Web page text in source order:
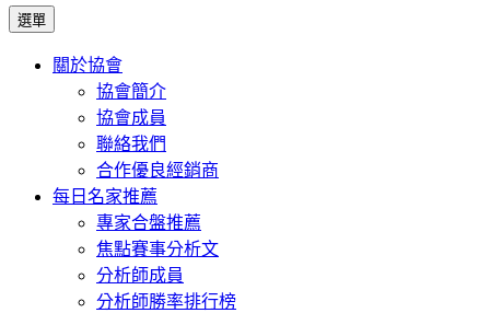
選單
關於協會
協會簡介
協會成員
聯絡我們
合作優良經銷商
每日名家推薦
專家合盤推薦
焦點賽事分析文
分析師成員
分析師勝率排行榜